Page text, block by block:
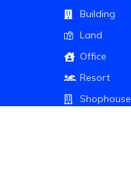
Building
Land
Office
Resort
Shophouse